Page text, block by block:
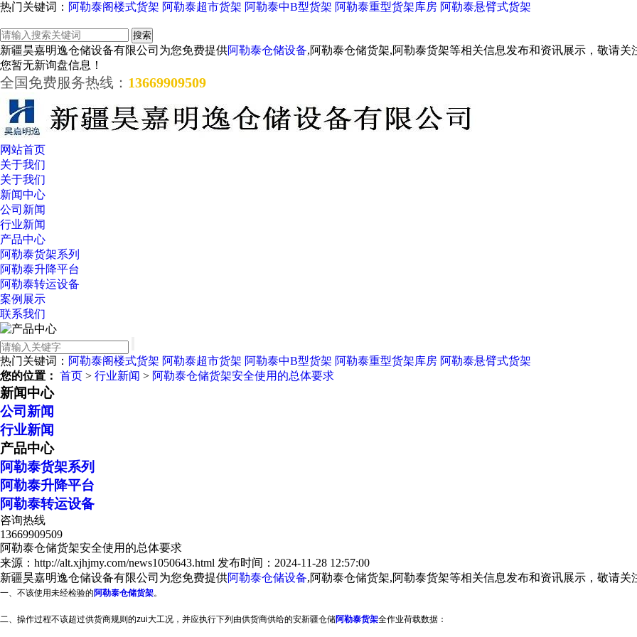
热门关键词： 阿勒泰阁楼式货架 阿勒泰超市货架 阿勒泰中B型货架 阿勒泰重型货架库房 阿勒泰悬臂式货架
新疆昊嘉明逸仓储设备有限公司为您免费提供阿勒泰仓储设备,阿勒泰仓储货架,阿勒泰货架等相关信息发布和资讯展示，敬请关
您暂无新询盘信息！
全国免费服务热线： 13669909509
网站首页
关于我们
关于我们
新闻中心
公司新闻
行业新闻
产品中心
阿勒泰货架系列
阿勒泰升降平台
阿勒泰转运设备
案例展示
联系我们
热门关键词： 阿勒泰阁楼式货架 阿勒泰超市货架 阿勒泰中B型货架 阿勒泰重型货架库房 阿勒泰悬臂式货架
您的位置： 首页 > 行业新闻 > 阿勒泰仓储货架安全使用的总体要求
新闻中心
公司新闻
行业新闻
产品中心
阿勒泰货架系列
阿勒泰升降平台
阿勒泰转运设备
咨询热线
13669909509
阿勒泰仓储货架安全使用的总体要求
来源：http://alt.xjhjmy.com/news1050643.html 发布时间：2024-11-28 12:57:00
新疆昊嘉明逸仓储设备有限公司为您免费提供阿勒泰仓储设备,阿勒泰仓储货架,阿勒泰货架等相关信息发布和资讯展示，敬请关
一、不该使用未经检验的 阿勒泰仓储货架。
二、操作过程不该超过供货商规则的zui大工况，并应执行下列由供货商供给的安新疆仓储阿勒泰货架全作业荷载数据：